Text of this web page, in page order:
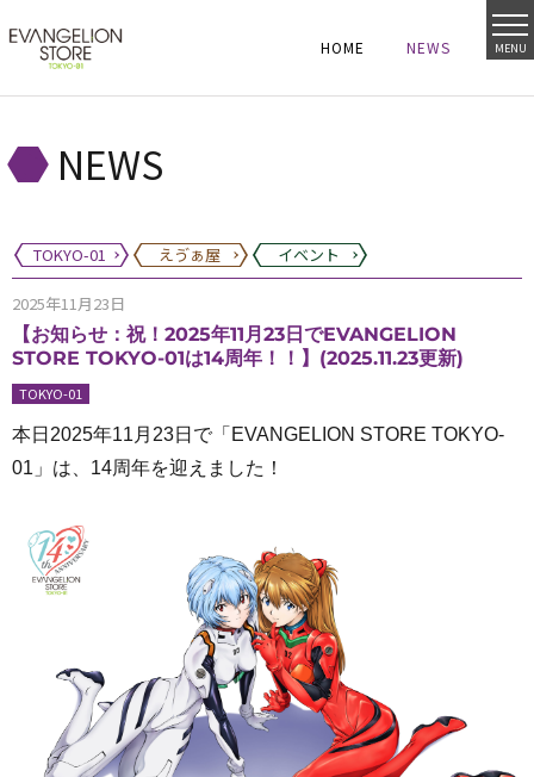
MENU
HOME
HOME NEWS
NEWS
NEWS
TOKYO-01 えゔぁ屋 イベント
2025年11月23日
【お知らせ：祝！2025年11月23日でEVANGELION
STORE TOKYO-01は14周年！！】(2025.11.23更新)
TOKYO-01
本日2025年11月23日で「EVANGELION STORE TOKYO-
01」は、14周年を迎えました！